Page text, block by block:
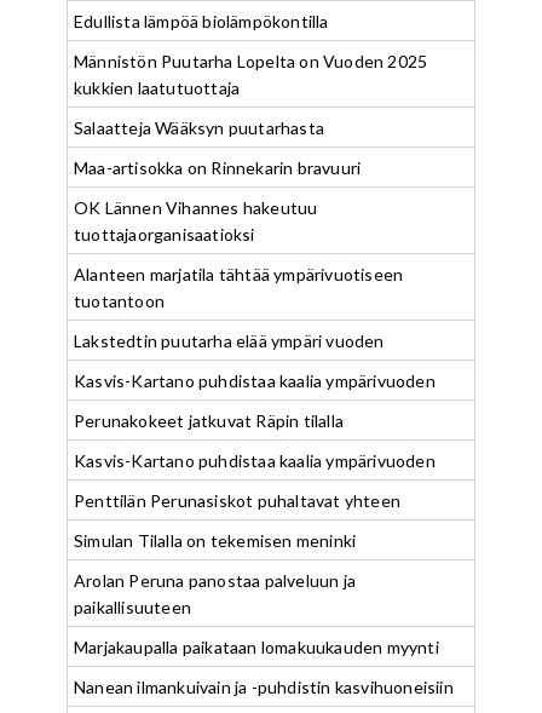
Edullista lämpöä biolämpökontilla
Männistön Puutarha Lopelta on Vuoden 2025
kukkien laatutuottaja
Salaatteja Wääksyn puutarhasta
Maa-artisokka on Rinnekarin bravuuri
OK Lännen Vihannes hakeutuu
tuottajaorganisaatioksi
Alanteen marjatila tähtää ympärivuotiseen
tuotantoon
Lakstedtin puutarha elää ympäri vuoden
Kasvis-Kartano puhdistaa kaalia ympärivuoden
Perunakokeet jatkuvat Räpin tilalla
Kasvis-Kartano puhdistaa kaalia ympärivuoden
Penttilän Perunasiskot puhaltavat yhteen
Simulan Tilalla on tekemisen meninki
Arolan Peruna panostaa palveluun ja
paikallisuuteen
Marjakaupalla paikataan lomakuukauden myynti
Nanean ilmankuivain ja -puhdistin kasvihuoneisiin